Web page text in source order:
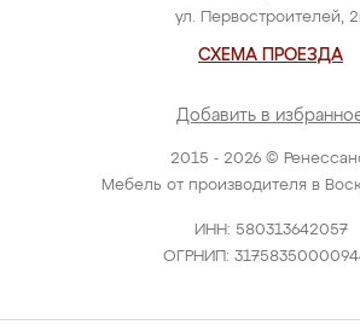
2015 - 2026 ©
Мебель от производителя в
ИНН: 580313642057
ОГРНИП:
ул. Первостроителей,
СХЕМА ПРОЕЗДА
Добавить в